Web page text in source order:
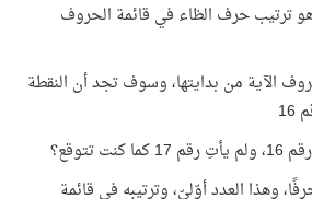
أخرى فإن العدد 17 هو ترتيب حرف الظاء في قائمة الحروف
الآية من بدايتها، وسوف تجد أن النقطة
عدد حروف الآية 53 حرفًا، وهذا العدد أوّليّ، وترتيبه في قائمة